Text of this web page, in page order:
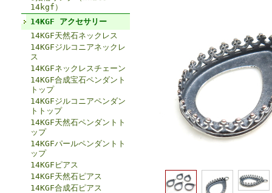
14kgf）
14KGF アクセサリー
14KGF天然石ネックレス
14KGFジルコニアネックレ
ス
14KGFネックレスチェーン
14KGF合成宝石ペンダント
トップ
14KGFジルコニアペンダン
トトップ
14KGF天然石ペンダントト
ップ
14KGFパールペンダントト
ップ
14KGFピアス
14KGF天然石ピアス
14KGF合成石ピアス